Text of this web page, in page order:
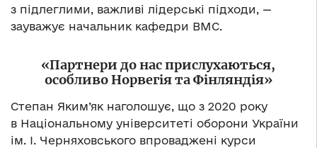
з підлеглими, важливі лідерські підходи, —
зауважує начальник кафедри ВМС.
«Партнери до нас прислухаються,
особливо Норвегія та Фінляндія»
Степан Яким’як наголошує, що з 2020 року
в Національному університеті оборони України
ім. І. Черняховського впроваджені курси